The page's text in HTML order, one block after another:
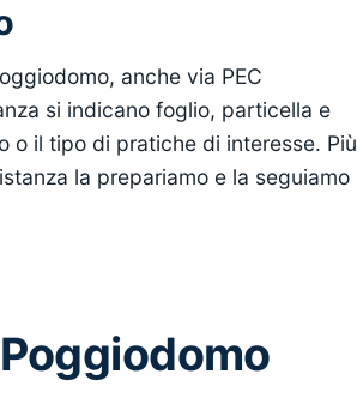
anche via PEC
si indicano foglio, particella e
o il tipo di pratiche di interesse. Più
la prepariamo e la seguiamo